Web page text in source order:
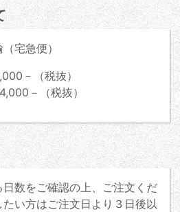
宅急便）
－（税抜）
－（税抜）
数をご確認の上、ご注文くだ
い方はご注文日より３日後以